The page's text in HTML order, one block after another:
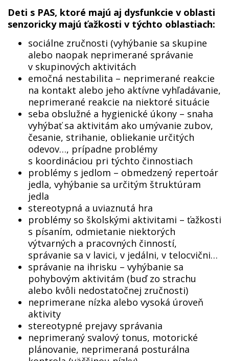
Deti s PAS, ktoré majú aj dysfunkcie v oblasti
senzoricky majú ťažkosti v týchto oblastiach:
sociálne zručnosti (vyhýbanie sa skupine
alebo naopak neprimerané správanie
v skupinových aktivitách
emočná nestabilita – neprimerané reakcie
na kontakt alebo jeho aktívne vyhľadávanie,
neprimerané reakcie na niektoré situácie
seba obslužné a hygienické úkony – snaha
vyhýbať sa aktivitám ako umývanie zubov,
česanie, strihanie, obliekanie určitých
odevov…, prípadne problémy
s koordináciou pri týchto činnostiach
problémy s jedlom – obmedzený repertoár
jedla, vyhýbanie sa určitým štruktúram
jedla
stereotypná a uviaznutá hra
problémy so školskými aktivitami – ťažkosti
s písaním, odmietanie niektorých
výtvarných a pracovných činností,
správanie sa v lavici, v jedálni, v telocvični…
správanie na ihrisku – vyhýbanie sa
pohybovým aktivitám (buď zo strachu
alebo kvôli nedostatočnej zručnosti)
neprimerane nízka alebo vysoká úroveň
aktivity
stereotypné prejavy správania
neprimeraný svalový tonus, motorické
plánovanie, neprimeraná posturálna